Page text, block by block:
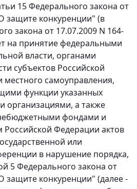
15Федерального закона от
защите конкуренции" (в
закона от 17.07.2009 N 164-
на принятие федеральными
власти, органами
субъектов Российской
самоуправления,
функции указанных
организациями, а также
фондами и
Федерации актов
или
в нарушение порядка,
5Федерального закона от
защите конкуренции" (далее -